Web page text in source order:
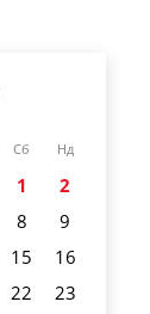
Сб Нд
1
2
8
9
15
16
22
23